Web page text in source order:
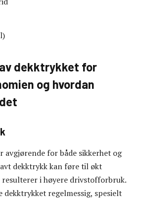
dekktrykket for
og hvordan
avgjørende for både sikkerhet og
dekktrykk kan føre til økt
i høyere drivstofforbruk.
dekktrykket regelmessig, spesielt